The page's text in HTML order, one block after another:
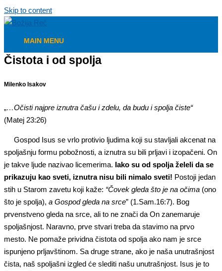
Skip to content
MAIN MENU
Čistota i od spolja
Milenko Isakov
„…Očisti najpre iznutra čašu i zdelu, da budu i spolja čiste“
(Matej 23:26)
Gospod Isus se vrlo protivio ljudima koji su stavljali akcenat na
spoljašnju formu pobožnosti, a iznutra su bili prljavi i izopačeni. On
je takve ljude nazivao licemerima. Iako su od spolja želeli da se
prikazuju kao sveti, iznutra nisu bili nimalo sveti! Postoji jedan
stih u Starom zavetu koji kaže: “Čovek gleda što je na očima (ono
što je spolja), a Gospod gleda na srce” (1.Sam.16:7). Bog
prvenstveno gleda na srce, ali to ne znači da On zanemaruje
spoljašnjost. Naravno, prve stvari treba da stavimo na prvo
mesto. Ne pomaže prividna čistota od spolja ako nam je srce
ispunjeno prljavštinom. Sa druge strane, ako je naša unutrašnjost
čista, naš spoljašni izgled će slediti našu unutrašnjost. Isus je to